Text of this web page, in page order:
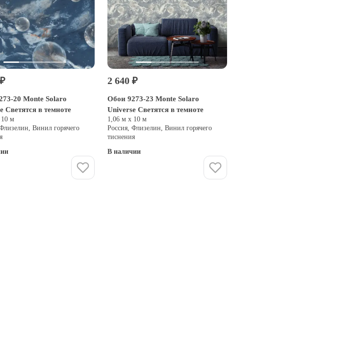
20 Monte Solaro
Светятся в темноте
10 м
Винил горячего
2 640 ₽
Обои 9273-23 Monte Solaro
Universe Светятся в темноте
1,06 м х 10 м
Россия, Флизелин, Винил горячего
тиснения
В наличии